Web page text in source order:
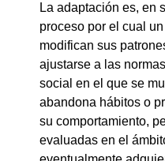
La adaptación es, en
proceso por el cual
modifican sus
ajustarse a las
social en el que se
abandona hábitos o
su comportamiento,
evaluadas en el